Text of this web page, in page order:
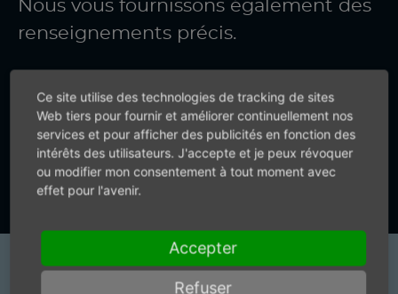
Nous vous fournissons également des
renseignements précis.
+49 (0) 7159-18093-0
Vers le formulaire de contact
Produits
Ce site utilise des technologies de tracking de sites
Web tiers pour fournir et améliorer continuellement nos
services et pour afficher des publicités en fonction des
intérêts des utilisateurs. J'accepte et je peux révoquer
ou modifier mon consentement à tout moment avec
effet pour l'avenir.
Accepter
Refuser